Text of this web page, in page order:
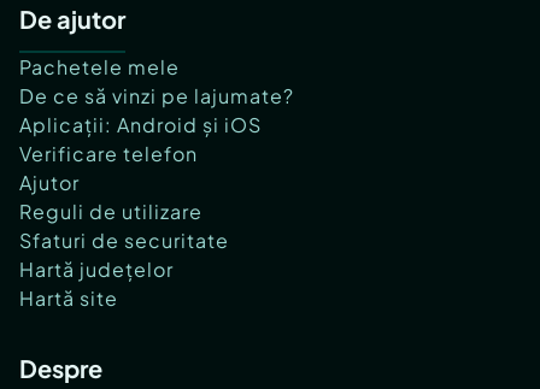
De ajutor
Pachetele mele
De ce să vinzi pe lajumate?
Aplicații: Android și iOS
Verificare telefon
Ajutor
Reguli de utilizare
Sfaturi de securitate
Hartă județelor
Hartă site
Despre